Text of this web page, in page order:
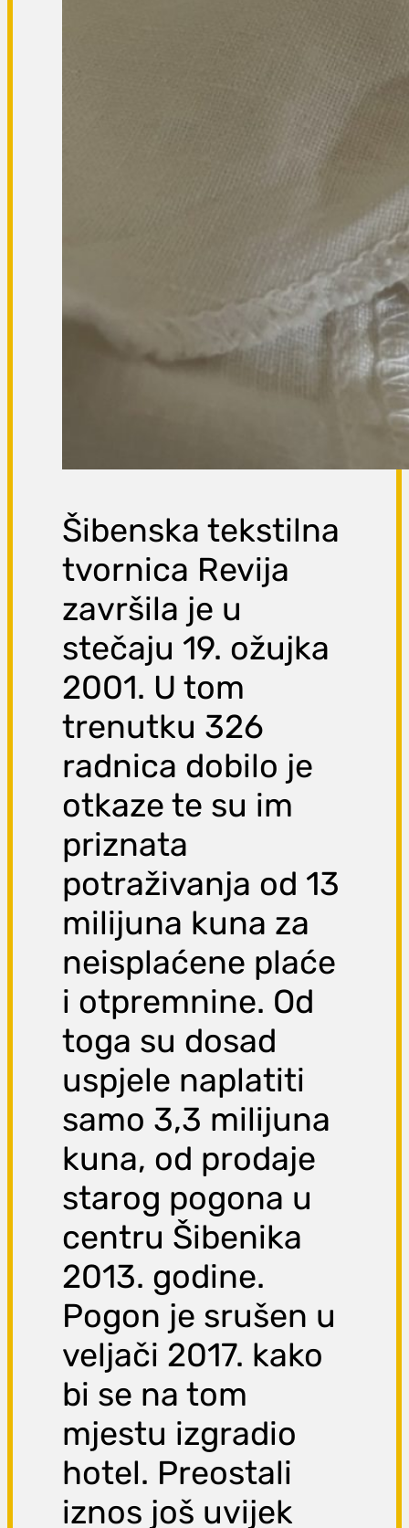
Šibenska tekstilna
tvornica Revija
završila je u
stečaju 19. ožujka
2001. U tom
trenutku 326
radnica dobilo je
otkaze te su im
priznata
potraživanja od 13
milijuna kuna za
neisplaćene plaće
i otpremnine. Od
toga su dosad
uspjele naplatiti
samo 3,3 milijuna
kuna, od prodaje
starog pogona u
centru Šibenika
2013. godine.
Pogon je srušen u
veljači 2017. kako
bi se na tom
mjestu izgradio
hotel. Preostali
iznos još uvijek